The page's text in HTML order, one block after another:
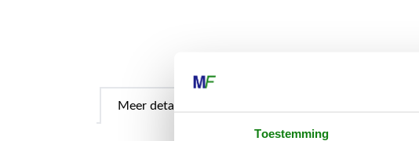
Toestemming
Meer details